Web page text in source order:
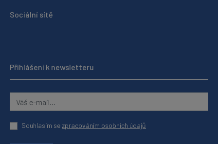
Sociální sítě
Přihlášení k newsletteru
Souhlasím sezpracováním osobních údajů